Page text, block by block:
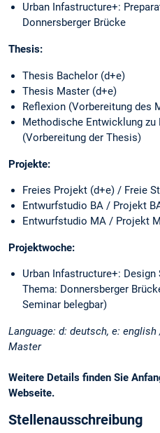
Urban Infastructure+:
Donnersberger Brücke
Thesis:
Thesis Bachelor (d+e)
Thesis Master (d+e)
Reflexion (Vorbereitung des
Methodische Entwicklung zu
(Vorbereitung der Thesis)
Projekte:
Freies Projekt (d+e) / Freie
Entwurfstudio BA / Projekt
Entwurfstudio MA / Projekt
Projektwoche:
Urban Infastructure+: Design
Thema: Donnersberger
Seminar belegbar)
Language: d: deutsch, e:
Master
Weitere Details finden Sie
Webseite.
Stellenausschreibung